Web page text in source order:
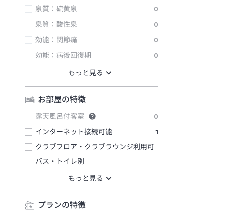
泉質：硫黄泉
0
泉質：酸性泉
0
効能：関節痛
0
効能：病後回復期
0
お部屋の特徴
露天風呂付客室
0
インターネット接続可能
1
クラブフロア・クラブラウンジ利用可
バス・トイレ別
プランの特徴